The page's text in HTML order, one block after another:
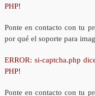
PHP!
Ponte en contacto con tu
por qué el soporte para
ERROR: si-captcha.php
PHP!
Ponte en contacto con tu